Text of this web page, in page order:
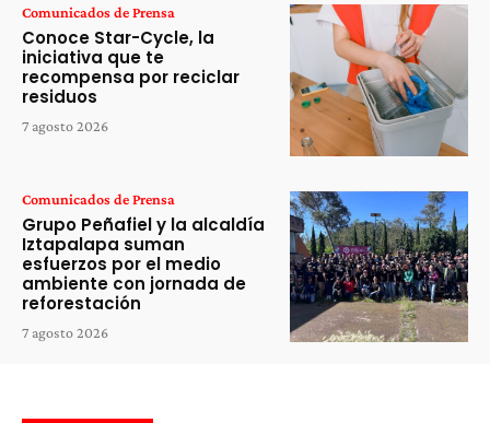
Comunicados de Prensa
Conoce Star-Cycle, la
iniciativa que te
recompensa por reciclar
residuos
7 agosto 2026
Comunicados de Prensa
Grupo Peñafiel y la alcaldía
Iztapalapa suman
esfuerzos por el medio
ambiente con jornada de
reforestación
7 agosto 2026